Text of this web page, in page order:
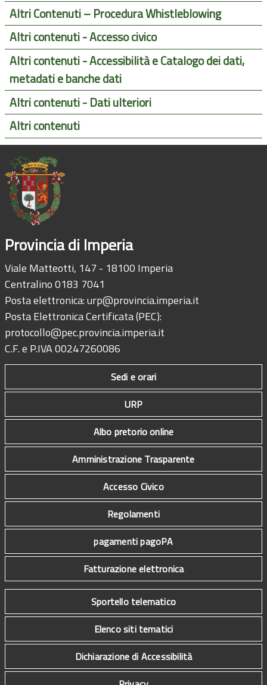
Altri Contenuti – Procedura Whistleblowing
Altri contenuti - Accesso civico
Altri contenuti - Accessibilità e Catalogo dei dati,
metadati e banche dati
Altri contenuti - Dati ulteriori
Altri contenuti
Provincia di Imperia
Viale Matteotti, 147 - 18100 Imperia
Centralino 0183 7041
Posta elettronica:urp@provincia.imperia.it
Posta Elettronica Certificata (PEC):
protocollo@pec.provincia.imperia.it
C.F. e P.IVA 00247260086
Sedi e orari
URP
Albo pretorio online
Amministrazione Trasparente
Accesso Civico
Regolamenti
pagamenti pagoPA
Fatturazione elettronica
Sportello telematico
Elenco siti tematici
Dichiarazione di Accessibilità